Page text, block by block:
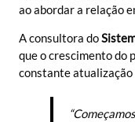
ao abordar a relação
A consultora do
que o crescimento do
constante atualização